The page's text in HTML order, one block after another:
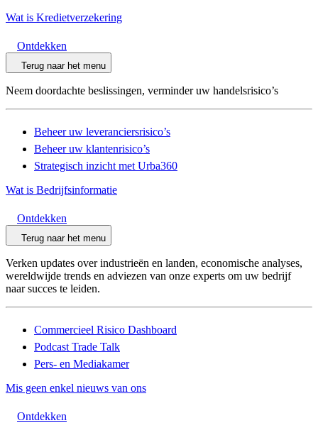
Wat is Kredietverzekering
Ontdekken
Terug naar het menu
Neem doordachte beslissingen, verminder uw handelsrisico’s
Beheer uw leveranciersrisico’s
Beheer uw klantenrisico’s
Strategisch inzicht met Urba360
Wat is Bedrijfsinformatie
Ontdekken
Terug naar het menu
Verken updates over industrieën en landen, economische analyses,
wereldwijde trends en adviezen van onze experts om uw bedrijf
naar succes te leiden.
Commercieel Risico Dashboard
Podcast Trade Talk
Pers- en Mediakamer
Mis geen enkel nieuws van ons
Ontdekken